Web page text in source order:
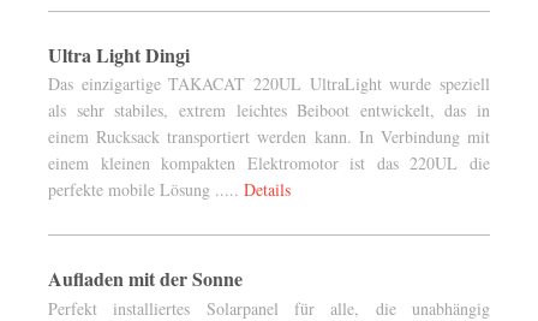
Ultra Light Dingi
Das einzigartige TAKACAT 220UL UltraLight wurde speziell
als sehr stabiles, extrem leichtes Beiboot entwickelt, das in
einem Rucksack transportiert werden kann. In Verbindung mit
einem kleinen kompakten Elektromotor ist das 220UL die
perfekte mobile Lösung ..... Details
Aufladen mit der Sonne
Perfekt installiertes Solarpanel für alle, die unabhängig